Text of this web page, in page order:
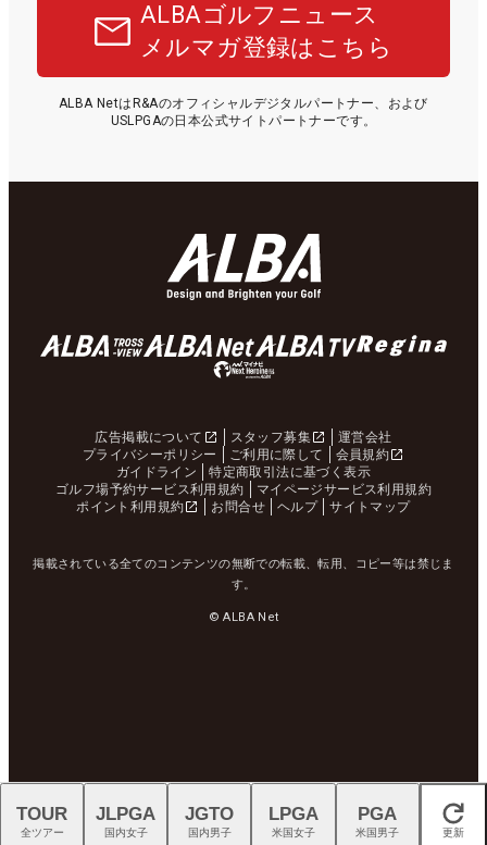
ALBAゴルフニュース
メルマガ登録はこちら
ALBA NetはR&Aのオフィシャルデジタルパートナー、および
USLPGAの日本公式サイトパートナーです。
広告掲載について スタッフ募集
運営会社
プライバシーポリシー
ご利用に際して
会員規約
ガイドライン
特定商取引法に基づく表示
ゴルフ場予約サービス利用規約
マイページサービス利用規約
ポイント利用規約
お問合せ ヘルプ サイトマップ
掲載されている全てのコンテンツの無断での転載、転用、コピー等は禁じま
す。
© ALBA Net
閉じる
TOUR
全ツアー
JLPGA
国内女子
JGTO
国内男子
LPGA
米国女子
PGA
米国男子 更新